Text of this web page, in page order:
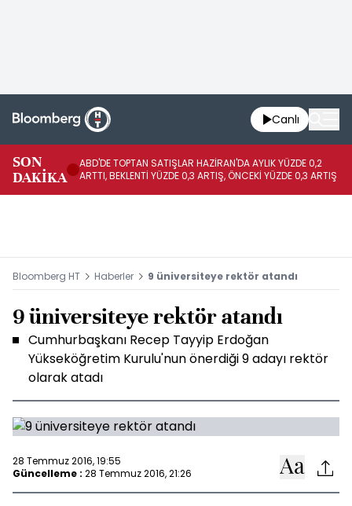
Canlı
SON
DAKİKA
ABD'DE TOPTAN SATIŞLAR HAZİRAN'DA AYLIK YÜZDE 0,2
ARTTI, BEKLENTİ YÜZDE 0,3 ARTIŞ, ÖNCEKİ YÜZDE 0,3 ARTIŞ
Bloomberg HT Haberler 9 üniversiteye rektör atandı
9 üniversiteye rektör atandı
Cumhurbaşkanı Recep Tayyip Erdoğan
Yükseköğretim Kurulu'nun önerdiği 9 adayı rektör
olarak atadı
28 Temmuz 2016, 19:55
Güncelleme : 28 Temmuz 2016, 21:26